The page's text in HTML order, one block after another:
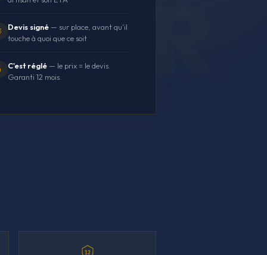
Devis signé — sur place, avant qu'il
touche à quoi que ce soit
C'est réglé — le prix = le devis.
Garanti 12 mois.
12